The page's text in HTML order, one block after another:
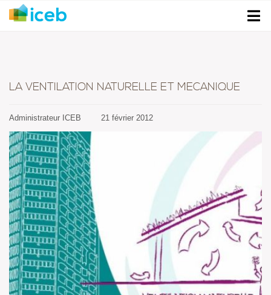
LA VENTILATION NATURELLE ET MECANIQUE
Administrateur ICEB 21 février 2012